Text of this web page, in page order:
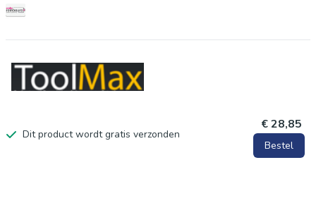
Dit product wordt gratis verzonden
€ 28,85
Bestel